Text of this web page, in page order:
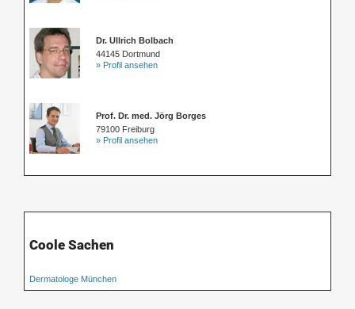
Dr. Ullrich Bolbach
44145 Dortmund
» Profil ansehen
Prof. Dr. med. Jörg Borges
79100 Freiburg
» Profil ansehen
Coole Sachen
Dermatologe München